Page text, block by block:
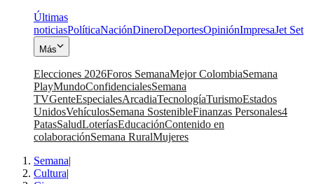
Últimas
noticiasPolíticaNaciónDineroDeportesOpiniónImpresaJet Set
Más
Elecciones 2026Foros SemanaMejor ColombiaSemana
PlayMundoConfidencialesSemana
TVGenteEspecialesArcadiaTecnologíaTurismoEstados
UnidosVehículosSemana SostenibleFinanzas Personales4
PatasSaludLoteríasEducaciónContenido en
colaboraciónSemana RuralMujeres
Semana|
Cultura|